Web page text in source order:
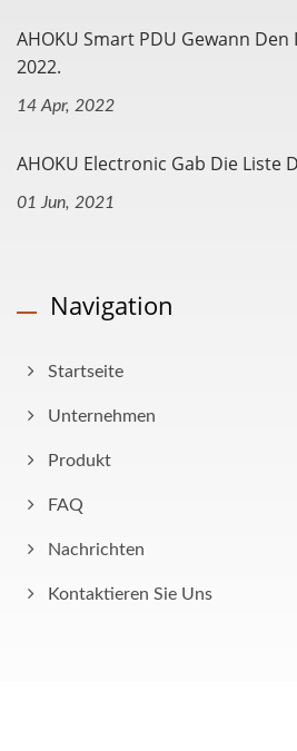
AHOKU Smart PDU Gewann Den
2022.
14 Apr, 2022
AHOKU Electronic Gab Die Liste
01 Jun, 2021
Navigation
Startseite
Unternehmen
Produkt
FAQ
Nachrichten
Kontaktieren Sie Uns